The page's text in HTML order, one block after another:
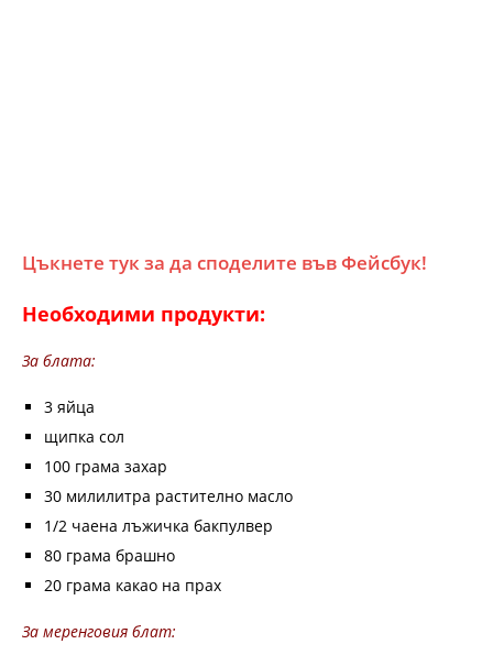
Цъкнете тук за да споделите във Фейсбук!
Необходими продукти:
За блата:
3 яйца
щипка сол
100 грама захар
30 милилитра растително масло
1/2 чаена лъжичка бакпулвер
80 грама брашно
20 грама какао на прах
За меренговия блат: